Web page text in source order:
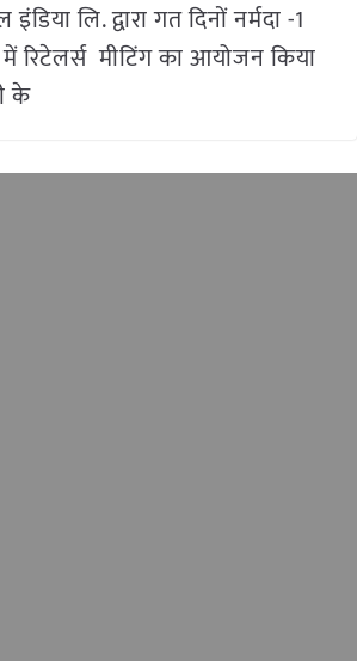
लि. द्वारा गत दिनों नर्मदा -1
में रिटेलर्स मीटिंग का आयोजन किया
के